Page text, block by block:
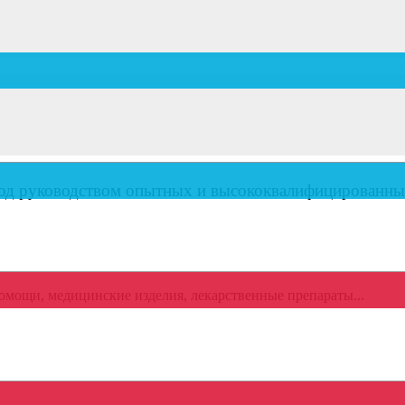
оснащенные в соответствии с последними
руководством опытных и
медицинские изделия, лекарственные препараты...